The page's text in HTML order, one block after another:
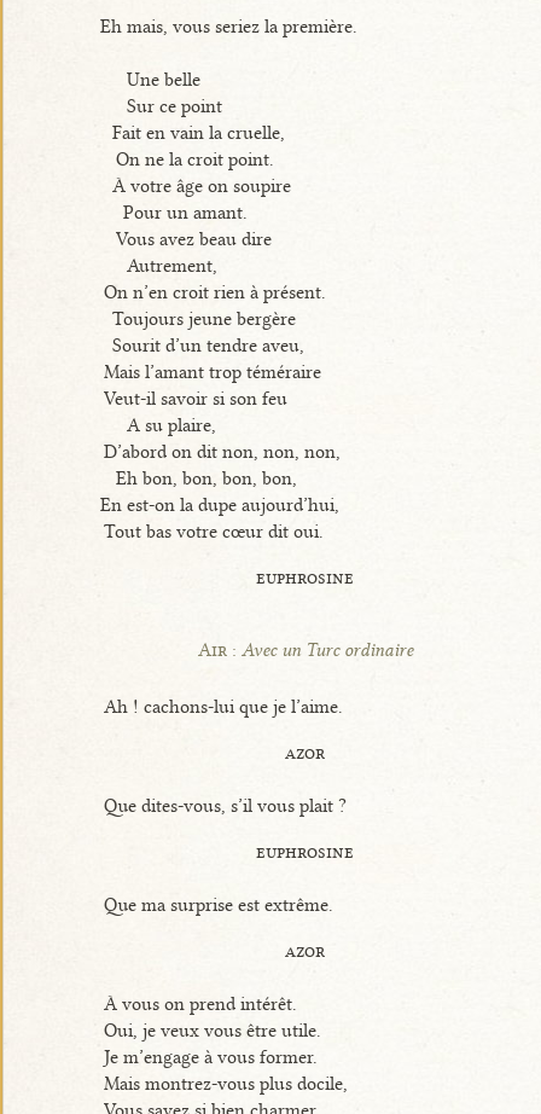
Eh mais, vous seriez la première.
Une belle
Sur ce point
Fait en vain la cruelle,
On ne la croit point.
À votre âge on soupire
Pour un amant.
Vous avez beau dire
Autrement,
On n’en croit rien à présent.
Toujours jeune bergère
Sourit d’un tendre aveu,
Mais l’amant trop téméraire
Veut-il savoir si son feu
A su plaire,
D’abord on dit non, non, non,
Eh bon, bon, bon, bon,
En est-on la dupe aujourd’hui,
Tout bas votre cœur dit oui.
euphrosine
Air : Avec un Turc ordinaire
Ah ! cachons-lui que je l’aime.
azor
Que dites-vous, s’il vous plait ?
euphrosine
Que ma surprise est extrême.
azor
À vous on prend intérêt.
Oui, je veux vous être utile.
Je m’engage à vous former.
Mais montrez-vous plus docile,